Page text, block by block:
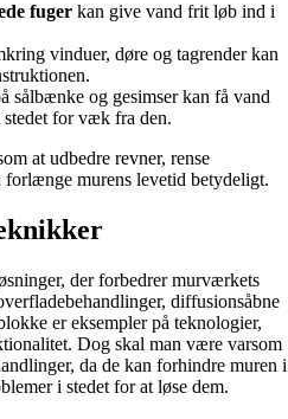
fuger kan give vand frit løb ind i
vinduer, døre og tagrender kan
sålbænke og gesimser kan få vand
for væk fra den.
at udbedre revner, rense
murens levetid betydeligt.
der forbedrer murværkets
diffusionsåbne
er eksempler på teknologier,
Dog skal man være varsom
da de kan forhindre muren i
i stedet for at løse dem.